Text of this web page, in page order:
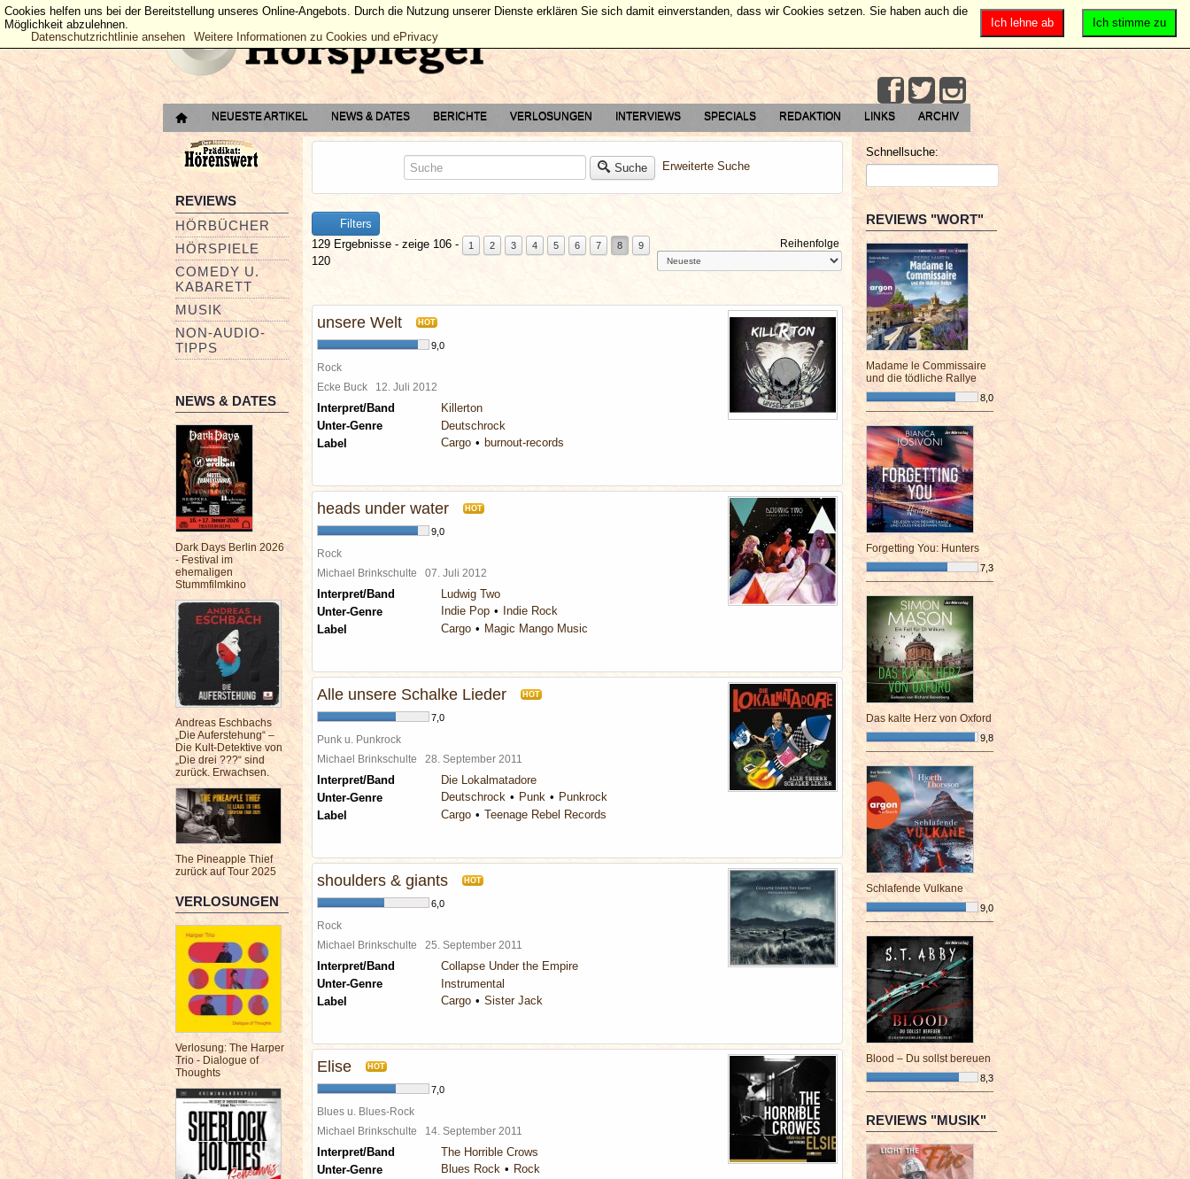
NEUESTE ARTIKEL NEWS & DATES BERICHTE VERLOSUNGEN INTERVIEWS SPECIALS REDAKTION LINKS ARCHIV
REVIEWS
HÖRBÜCHER
HÖRSPIELE
COMEDY U.
KABARETT
MUSIK
NON-AUDIO-
TIPPS
NEWS & DATES
Dark Days Berlin 2026
- Festival im
ehemaligen
Stummfilmkino
Andreas Eschbachs
„Die Auferstehung“ –
Die Kult-Detektive von
„Die drei ???“ sind
zurück. Erwachsen.
The Pineapple Thief
zurück auf Tour 2025
VERLOSUNGEN
Verlosung: The Harper
Trio - Dialogue of
Thoughts
Suche Erweiterte Suche
Filters
129 Ergebnisse - zeige 106 -
120
1 2 3 4 5 6 7 8 9 Reihenfolge
unsere Welt HOT
9,0
Rock
Ecke Buck 12. Juli 2012
Interpret/Band
Killerton
Unter-Genre
Deutschrock
Label
Cargo burnout-records
heads under water HOT
9,0
Rock
Michael Brinkschulte 07. Juli 2012
Interpret/Band
Ludwig Two
Unter-Genre
Indie Pop
Indie Rock
Label
Cargo Magic Mango Music
Alle unsere Schalke Lieder HOT
7,0
Punk u. Punkrock
Michael Brinkschulte 28. September 2011
Interpret/Band
Die Lokalmatadore
Unter-Genre
Deutschrock Punk
Punkrock
Label
Cargo Teenage Rebel Records
shoulders & giants HOT
6,0
Rock
Michael Brinkschulte 25. September 2011
Interpret/Band
Collapse Under the Empire
Unter-Genre
Instrumental
Label
Cargo Sister Jack
Elise HOT
7,0
Blues u. Blues-Rock
Michael Brinkschulte 14. September 2011
Interpret/Band
The Horrible Crows
Unter-Genre
Blues Rock
Rock
Schnellsuche:
REVIEWS "WORT"
Madame le Commissaire
und die tödliche Rallye
8,0
¯¯¯¯¯¯¯¯¯¯¯¯¯¯¯¯¯¯¯¯¯¯¯¯
Forgetting You: Hunters
7,3
¯¯¯¯¯¯¯¯¯¯¯¯¯¯¯¯¯¯¯¯¯¯¯¯
Das kalte Herz von Oxford
9,8
¯¯¯¯¯¯¯¯¯¯¯¯¯¯¯¯¯¯¯¯¯¯¯¯
Schlafende Vulkane
9,0
¯¯¯¯¯¯¯¯¯¯¯¯¯¯¯¯¯¯¯¯¯¯¯¯
Blood – Du sollst bereuen
8,3
¯¯¯¯¯¯¯¯¯¯¯¯¯¯¯¯¯¯¯¯¯¯¯¯
REVIEWS "MUSIK"
Ich stimme zu
Ich lehne ab
Cookies helfen uns bei der Bereitstellung unseres Online-Angebots. Durch die Nutzung unserer Dienste erklären Sie sich damit einverstanden, dass wir Cookies setzen. Sie haben auch die
Möglichkeit abzulehnen.
Datenschutzrichtlinie ansehen
Weitere Informationen zu Cookies und ePrivacy